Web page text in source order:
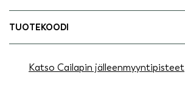
TUOTEKOODI
Katso Cailapin jälleenmyyntipisteet